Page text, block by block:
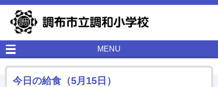
MENU
今日の給食（5月15日）